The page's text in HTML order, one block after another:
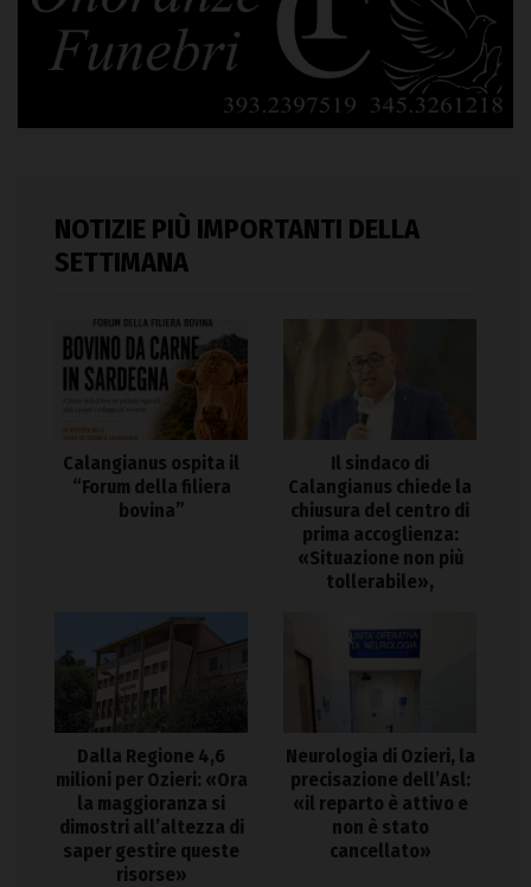
NOTIZIE PIÙ IMPORTANTI DELLA
SETTIMANA
Calangianus ospita il
“Forum della filiera
bovina”
Il sindaco di
Calangianus chiede la
chiusura del centro di
prima accoglienza:
«Situazione non più
tollerabile»,
Dalla Regione 4,6
milioni per Ozieri: «Ora
la maggioranza si
dimostri all’altezza di
saper gestire queste
risorse»
Neurologia di Ozieri, la
precisazione dell’Asl:
«il reparto è attivo e
non è stato
cancellato»